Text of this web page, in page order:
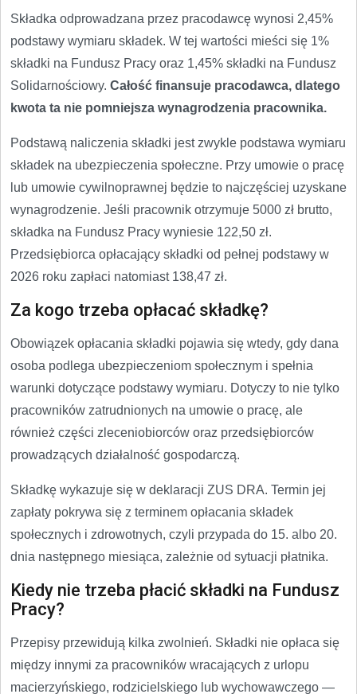
Składka odprowadzana przez pracodawcę wynosi 2,45%
podstawy wymiaru składek. W tej wartości mieści się 1%
składki na Fundusz Pracy oraz 1,45% składki na Fundusz
Solidarnościowy. Całość finansuje pracodawca, dlatego
kwota ta nie pomniejsza wynagrodzenia pracownika.
Podstawą naliczenia składki jest zwykle podstawa wymiaru
składek na ubezpieczenia społeczne. Przy umowie o pracę
lub umowie cywilnoprawnej będzie to najczęściej uzyskane
wynagrodzenie. Jeśli pracownik otrzymuje 5000 zł brutto,
składka na Fundusz Pracy wyniesie 122,50 zł.
Przedsiębiorca opłacający składki od pełnej podstawy w
2026 roku zapłaci natomiast 138,47 zł.
Za kogo trzeba opłacać składkę?
Obowiązek opłacania składki pojawia się wtedy, gdy dana
osoba podlega ubezpieczeniom społecznym i spełnia
warunki dotyczące podstawy wymiaru. Dotyczy to nie tylko
pracowników zatrudnionych na umowie o pracę, ale
również części zleceniobiorców oraz przedsiębiorców
prowadzących działalność gospodarczą.
Składkę wykazuje się w deklaracji ZUS DRA. Termin jej
zapłaty pokrywa się z terminem opłacania składek
społecznych i zdrowotnych, czyli przypada do 15. albo 20.
dnia następnego miesiąca, zależnie od sytuacji płatnika.
Kiedy nie trzeba płacić składki na Fundusz
Pracy?
Przepisy przewidują kilka zwolnień. Składki nie opłaca się
między innymi za pracowników wracających z urlopu
macierzyńskiego, rodzicielskiego lub wychowawczego —